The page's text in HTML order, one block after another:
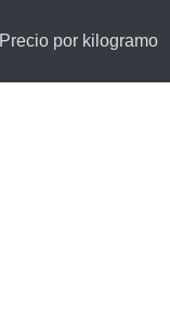
Precio por kilogramo